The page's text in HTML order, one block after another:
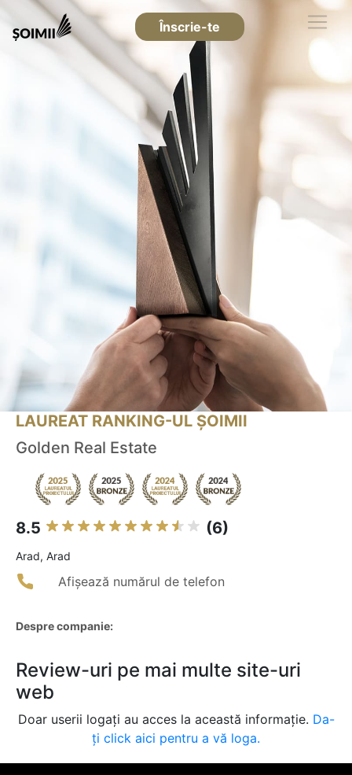
Înscrie-te
LAUREAT RANKING-UL ȘOIMII
Golden Real Estate
8.5 (6)
Arad, Arad
Afișează numărul de telefon
Despre companie:
Review-uri pe mai multe site-uri
web
Doar userii logați au acces la această informație. Da-
ți click aici pentru a vă loga.